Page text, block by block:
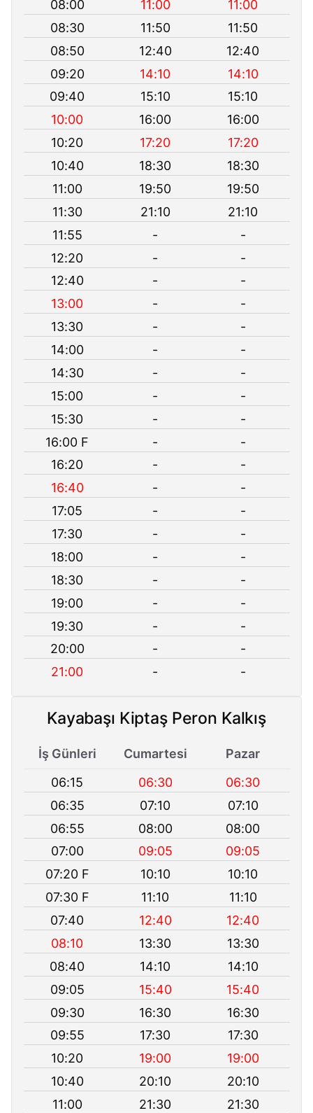
08:00 11:00
11:00
08:30
11:50
11:50
08:50
12:40
12:40
09:20
14:10
14:10
09:40
15:10
15:10
10:00
16:00
16:00
10:20
17:20
17:20
10:40
18:30
18:30
11:00
19:50
19:50
11:30
21:10
21:10
11:55
-
-
12:20
-
-
12:40
-
-
13:00
-
-
13:30
-
-
14:00
-
-
14:30
-
-
15:00
-
-
15:30
-
-
16:00 F
-
-
16:20
-
-
16:40
-
-
17:05
-
-
17:30
-
-
18:00
-
-
18:30
-
-
19:00
-
-
19:30
-
-
20:00
-
-
21:00
- -
Kayabaşı Kiptaş Peron Kalkış
İş Günleri Cumartesi
Pazar
06:15
06:30
06:30
06:35
07:10
07:10
06:55
08:00
08:00
07:00
09:05
09:05
07:20 F
10:10
10:10
07:30 F
11:10
11:10
07:40
12:40
12:40
08:10
13:30
13:30
08:40
14:10
14:10
09:05
15:40
15:40
09:30
16:30
16:30
09:55
17:30
17:30
10:20
19:00
19:00
10:40
20:10
20:10
11:00
21:30
21:30